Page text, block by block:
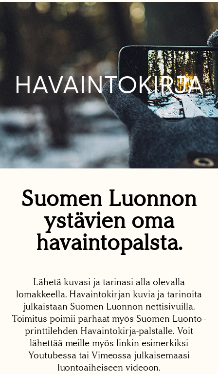
HAVAINTOKIRJA
Suomen Luonnon
ystävien oma
havaintopalsta.
Lähetä kuvasi ja tarinasi alla olevalla
lomakkeella. Havaintokirjan kuvia ja tarinoita
julkaistaan Suomen Luonnon nettisivuilla.
Toimitus poimii parhaat myös Suomen Luonto -
printtilehden Havaintokirja-palstalle. Voit
lähettää meille myös linkin esimerkiksi
Youtubessa tai Vimeossa julkaisemaasi
luontoaiheiseen videoon.